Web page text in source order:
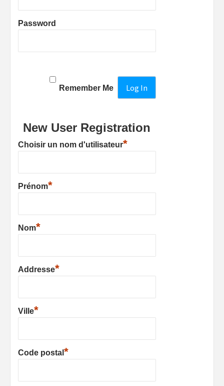
Password
Remember Me
New User Registration
Choisir un nom d'utilisateur*
Prénom*
Nom*
Addresse*
Ville*
Code postal *